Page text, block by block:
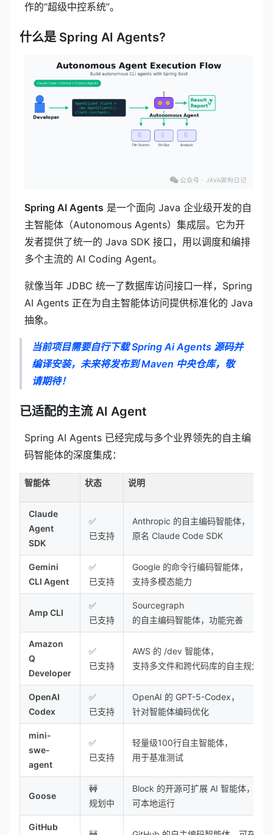
作的“超级中控系统”。
什么是 Spring AI Agents?
Spring AI Agents 是一个面向 Java 企业级开发的自
主智能体（Autonomous Agents）集成层。它为开
发者提供了统一的 Java SDK 接口，用以调度和编排
多个主流的 AI Coding Agent。
就像当年 JDBC 统一了数据库访问接口一样，Spring
AI Agents 正在为自主智能体访问提供标准化的 Java
抽象。
当前项目需要自行下载 Spring Ai Agents 源码并
编译安装，未来将发布到 Maven 中央仓库，敬
请期待！
已适配的主流 AI Agent
Spring AI Agents 已经完成与多个业界领先的自主编
码智能体的深度集成：
智能体 状态 说明
Claude
Agent
SDK
✅
已支持
Anthropic 的自主编码智能体，
原名 Claude Code SDK
Gemini
CLI Agent
✅
已支持
Google 的命令行编码智能体，
支持多模态能力
Amp CLI
✅
已支持
Sourcegraph
的自主编码智能体，功能完善
Amazon
Q
Developer
✅
已支持
AWS 的 /dev 智能体，
支持多文件和跨代码库的自主规划
OpenAI
Codex
✅
已支持
OpenAI 的 GPT-5-Codex，
针对智能体编码优化
mini-
swe-
agent
✅
已支持
轻量级100行自主智能体，
用于基准测试
Goose
🚧
规划中
Block 的开源可扩展 AI 智能体，
可本地运行
GitHub